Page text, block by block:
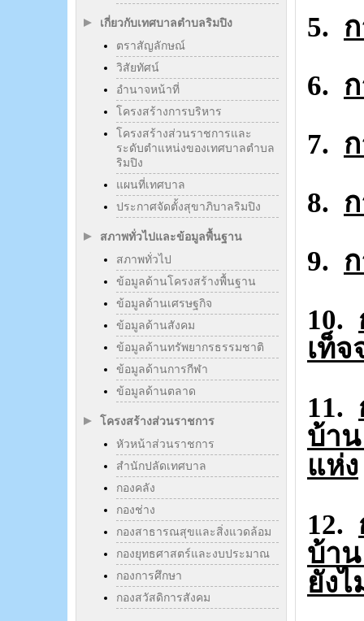
เกี่ยวกับเทศบาลตำบลริมปิง
ตราสัญลักษณ์
วิสัยทัศน์
อำนาจหน้าที่
โครงสร้างการบริหาร
โครงสร้างส่วนราชการและ
ระดับตำแหน่งของเทศบาลตำบล
ริมปิง
แผนที่เทศบาล
ประกาศจัดตั้งสุขาภิบาลริมปิง
สภาพทั่วไปและข้อมูลพื้นฐาน
สภาพทั่วไป
ข้อมูลด้านโครงสร้างพื้นฐาน
ข้อมูลด้านเศรษฐกิจ
ข้อมูลด้านสังคม
ข้อมูลด้านทรัพยากรธรรมชาติ
ข้อมูลด้านการกีฬา
ข้อมูลด้านตลาด
โครงสร้างส่วนราชการ
หัวหน้าส่วนราชการ
สำนักปลัดเทศบาล
กองคลัง
กองช่าง
กองสาธารณสุขและสิ่งแวดล้อม
กองยุทธศาสตร์และงบประมาณ
กองการศึกษา
กองสวัสดิการสังคม
5.
6.
7.
8.
9.
10.
เท็
11.
บ้า
แห่ง
12.
บ้า
ยัง